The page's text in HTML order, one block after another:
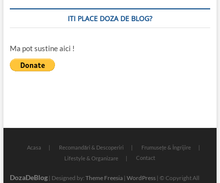
ITI PLACE DOZA DE BLOG?
Ma pot sustine aici !
Acasa Recomandări & Descoperiri
Frumusețe & Îngrijire
Lifestyle & Organizare
Contact
DozaDeBlog| Designed by: Theme Freesia| WordPress| © Copyright All